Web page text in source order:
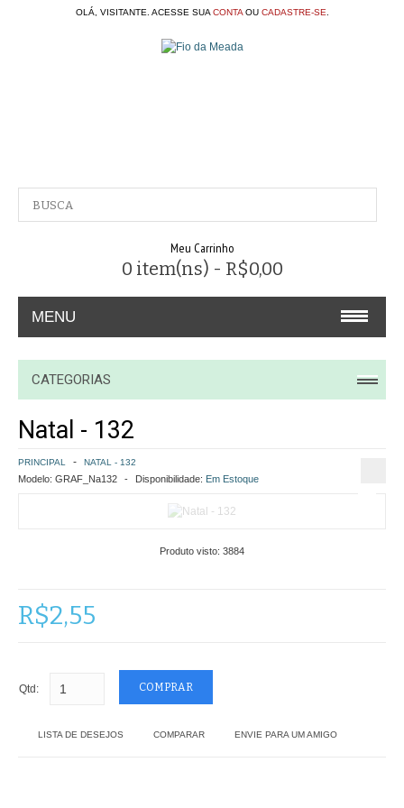
OLÁ, VISITANTE. ACESSE SUA CONTAOU CADASTRE-SE
Meu Carrinho
0 item(ns) - R$0,00
MENU
A EMPRESA
CONTATO
COMO COMPRAR
POLÍTICA DE FRETE GRÁTIS
CONTATO
CATEGORIAS
Natal - 132
PRINCIPAL NATAL - 132
Modelo: GRAF_Na132 Disponibilidade: Em Estoque
Produto visto: 3884
R$2,55
Qtd:
LISTA DE DESEJOS COMPARAR ENVIE PARA UM AMIGO